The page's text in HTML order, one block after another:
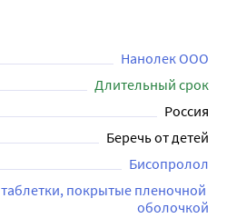
Нанолек ООО
Длительный срок
Россия
Беречь от детей
Бисопролол
таблетки, покрытые пленочной
оболочкой